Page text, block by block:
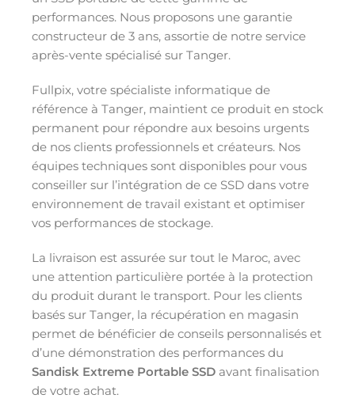
performances. Nous proposons une garantie
constructeur de 3 ans, assortie de notre service
après-vente spécialisé sur Tanger.
Fullpix, votre spécialiste informatique de
référence à Tanger, maintient ce produit en stock
permanent pour répondre aux besoins urgents
de nos clients professionnels et créateurs. Nos
équipes techniques sont disponibles pour vous
conseiller sur l’intégration de ce SSD dans votre
environnement de travail existant et optimiser
vos performances de stockage.
La livraison est assurée sur tout le Maroc, avec
une attention particulière portée à la protection
du produit durant le transport. Pour les clients
basés sur Tanger, la récupération en magasin
permet de bénéficier de conseils personnalisés et
d’une démonstration des performances du
Sandisk Extreme Portable SSD avant finalisation
de votre achat.